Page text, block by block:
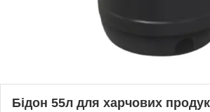
Бідон 55л для харчових